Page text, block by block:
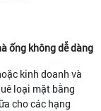
ống không dễ dàng
kinh doanh và
loại mặt bằng
cho các hạng